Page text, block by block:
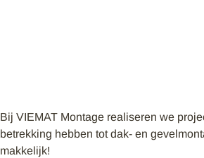
Bij VIEMAT Montage realiseren we
betrekking hebben tot dak- en
makkelijk!